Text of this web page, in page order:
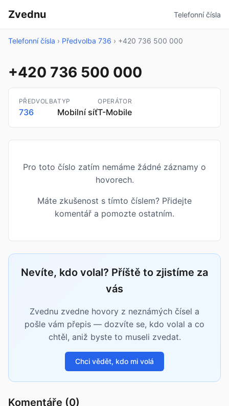
Zvednu Telefonní čísla
Telefonní čísla › Předvolba 736 › +420 736 500 000
+420 736 500 000
PŘEDVOLBA
736
TYP
Mobilní síť
OPERÁTOR
T-Mobile
Pro toto číslo zatím nemáme žádné záznamy o
hovorech.
Máte zkušenost s tímto číslem? Přidejte
komentář a pomozte ostatním.
Nevíte, kdo volal? Příště to zjistíme za
vás
Zvednu zvedne hovory z neznámých čísel a
pošle vám přepis — dozvíte se, kdo volal a co
chtěl, aniž byste to museli zvedat.
Chci vědět, kdo mi volá
Komentáře (0)